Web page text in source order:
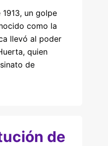
un golpe
como la
llevó al poder
quien
de
de